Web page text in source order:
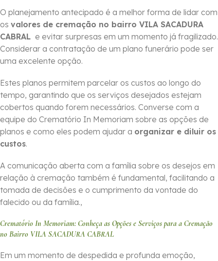
O planejamento antecipado é a melhor forma de lidar com
os valores de cremação no bairro VILA SACADURA
CABRAL e evitar surpresas em um momento já fragilizado.
Considerar a contratação de um plano funerário pode ser
uma excelente opção.
Estes planos permitem parcelar os custos ao longo do
tempo, garantindo que os serviços desejados estejam
cobertos quando forem necessários. Converse com a
equipe do Crematório In Memoriam sobre as opções de
planos e como eles podem ajudar a organizar e diluir os
custos.
A comunicação aberta com a família sobre os desejos em
relação à cremação também é fundamental, facilitando a
tomada de decisões e o cumprimento da vontade do
falecido ou da família.,
Crematório In Memoriam: Conheça as Opções e Serviços para a Cremação
no Bairro VILA SACADURA CABRAL
Em um momento de despedida e profunda emoção,